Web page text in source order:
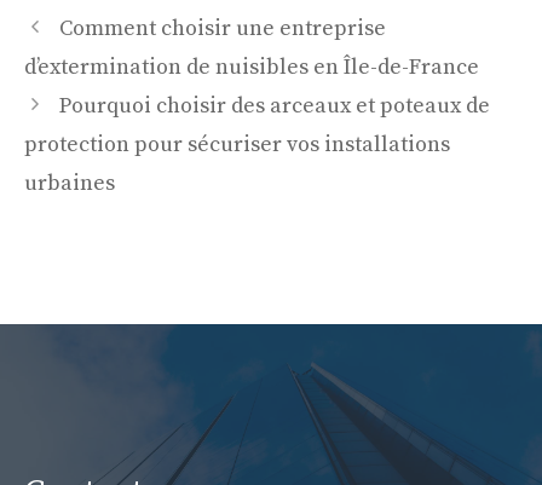
Comment choisir une entreprise
d’extermination de nuisibles en Île-de-France
Pourquoi choisir des arceaux et poteaux de
protection pour sécuriser vos installations
urbaines